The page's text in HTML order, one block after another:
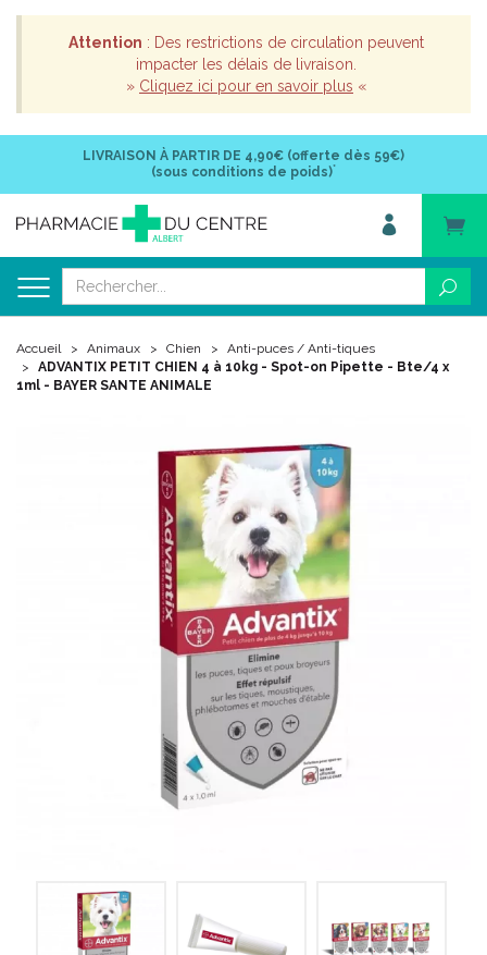
Attention : Des restrictions de circulation peuvent
impacter les délais de livraison.
» Cliquez ici pour en savoir plus «
LIVRAISON À PARTIR DE 4,90€ (offerte dès 59€)
(sous conditions de poids)*
Accueil Animaux Chien
Anti-puces / Anti-tiques
ADVANTIX PETIT CHIEN 4 à 10kg - Spot-on Pipette - Bte/4 x
1ml - BAYER SANTE ANIMALE